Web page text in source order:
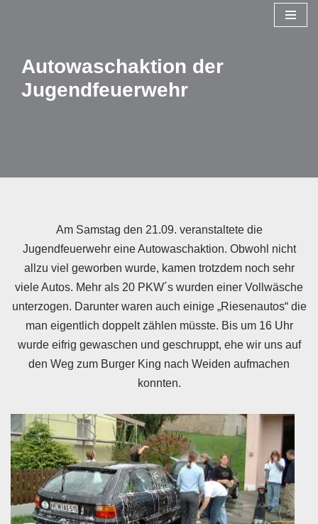
Inhalt
Autowaschaktion der
Jugendfeuerwehr
Am Samstag den 21.09. veranstaltete die
Jugendfeuerwehr eine Autowaschaktion. Obwohl nicht
allzu viel geworben wurde, kamen trotzdem noch sehr
viele Autos. Mehr als 20 PKW´s wurden einer Vollwäsche
unterzogen. Darunter waren auch einige „Riesenautos“ die
man eigentlich doppelt zählen müsste. Bis um 16 Uhr
wurde eifrig gewaschen und geschruppt, ehe wir uns auf
den Weg zum Burger King nach Weiden aufmachen
konnten.